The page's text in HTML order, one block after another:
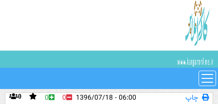
چاپ 0 0 0
06:00 - 1396/07/18